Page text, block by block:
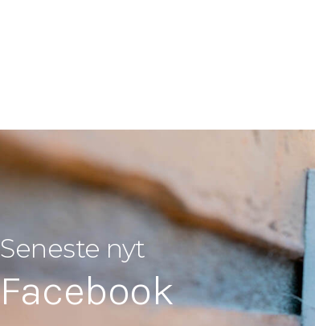
Seneste nyt
Facebook